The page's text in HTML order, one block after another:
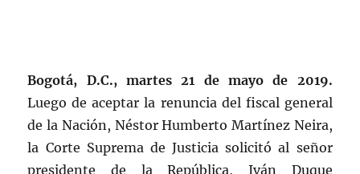
Bogotá, D.C., martes 21 de mayo de 2019.
Luego de aceptar la renuncia del fiscal general
de la Nación, Néstor Humberto Martínez Neira,
la Corte Suprema de Justicia solicitó al señor
presidente de la República, Iván Duque